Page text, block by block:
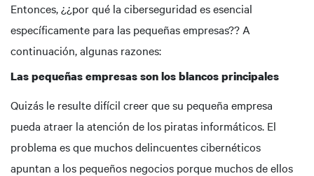
Entonces, ¿¿por qué la ciberseguridad es esencial
específicamente para las pequeñas empresas?? A
continuación, algunas razones:
Las pequeñas empresas son los blancos principales
Quizás le resulte difícil creer que su pequeña empresa
pueda atraer la atención de los piratas informáticos. El
problema es que muchos delincuentes cibernéticos
apuntan a los pequeños negocios porque muchos de ellos